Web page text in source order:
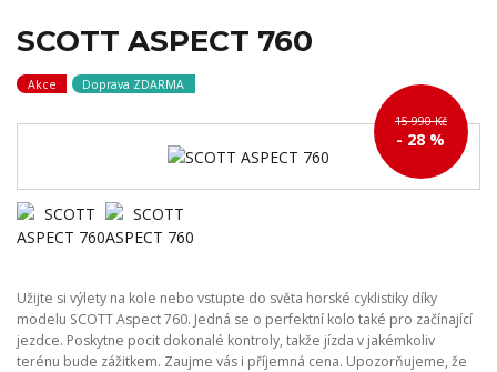
SCOTT ASPECT 760
Akce Doprava ZDARMA
15 990 Kč
- 28 %
Užijte si výlety na kole nebo vstupte do světa horské cyklistiky díky
modelu SCOTT Aspect 760. Jedná se o perfektní kolo také pro začínající
jezdce. Poskytne pocit dokonalé kontroly, takže jízda v jakémkoliv
terénu bude zážitkem. Zaujme vás i příjemná cena. Upozorňujeme, že